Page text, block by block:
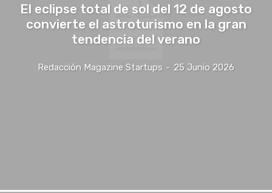
El eclipse total de sol del 12 de agosto
convierte el astroturismo en la gran
tendencia del verano
Redacción Magazine Startups - 25 Junio 2026